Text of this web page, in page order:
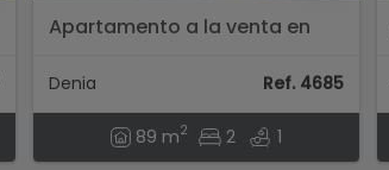
Apartamento a la venta en
parking...
Denia Ref. 4685
89 m2 2 1